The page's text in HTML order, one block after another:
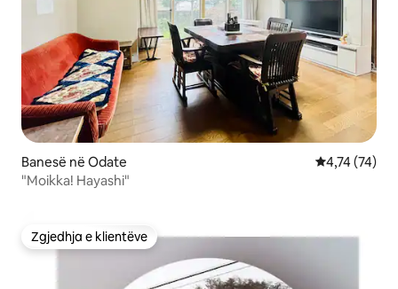
Banesë në Odate Vlerësimi
4,74 (74)
"Moikka! Hayashi"
Zgjedhja e klientëve
Zgjedhja e klientëve